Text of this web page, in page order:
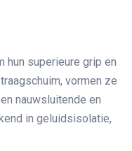
hun superieure grip en
vormen ze
nauwsluitende en
in geluidsisolatie,